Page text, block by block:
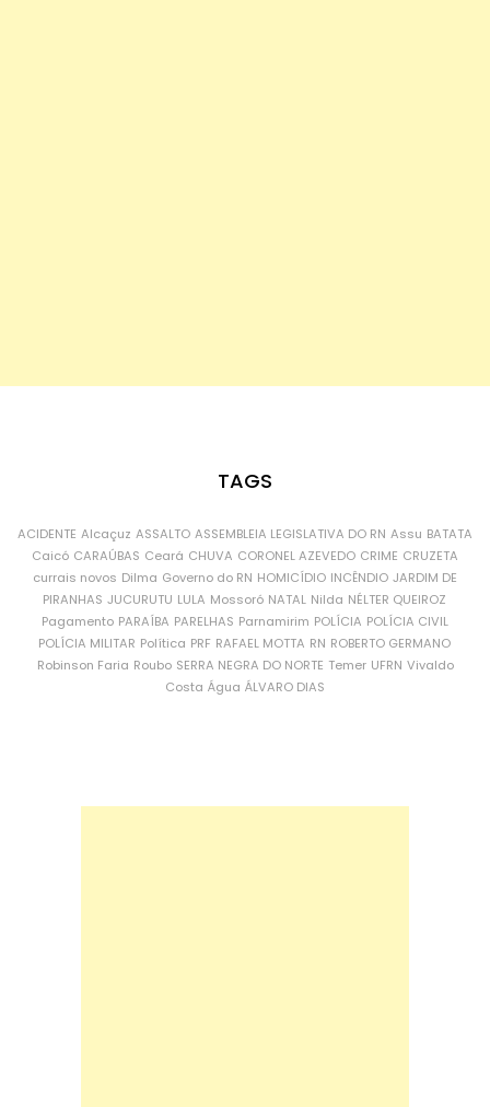
TAGS
ACIDENTE Alcaçuz ASSALTO ASSEMBLEIA LEGISLATIVA DO RN Assu BATATA
Caicó CARAÚBAS Ceará CHUVA CORONEL AZEVEDO CRIME CRUZETA
currais novos Dilma Governo do RN HOMICÍDIO INCÊNDIO JARDIM DE
PIRANHAS JUCURUTU LULA Mossoró NATAL Nilda NÉLTER QUEIROZ
Pagamento PARAÍBA PARELHAS Parnamirim POLÍCIA POLÍCIA CIVIL
POLÍCIA MILITAR Política PRF RAFAEL MOTTA RN ROBERTO GERMANO
Robinson Faria Roubo SERRA NEGRA DO NORTE Temer UFRN Vivaldo
Costa Água ÁLVARO DIAS